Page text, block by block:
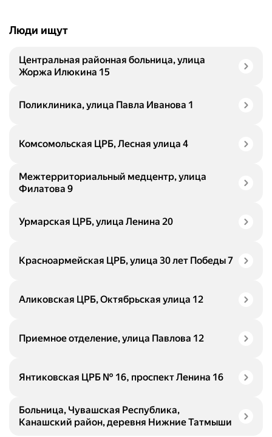
Люди ищут
Центральная районная больница, улица
Жоржа Илюкина 15
Поликлиника, улица Павла Иванова 1
Комсомольская ЦРБ, Лесная улица 4
Межтерриториальный медцентр, улица
Филатова 9
Урмарская ЦРБ, улица Ленина 20
Красноармейская ЦРБ, улица 30 лет Победы 7
Аликовская ЦРБ, Октябрьская улица 12
Приемное отделение, улица Павлова 12
Янтиковская ЦРБ № 16, проспект Ленина 16
Больница, Чувашская Республика,
Канашский район, деревня Нижние Татмыши